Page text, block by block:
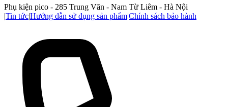
Phụ kiện pico - 285 Trung Văn - Nam Từ Liêm - Hà Nội
|Tin tức|Hướng dẫn sử dụng sản phẩm|Chính sách bảo hành